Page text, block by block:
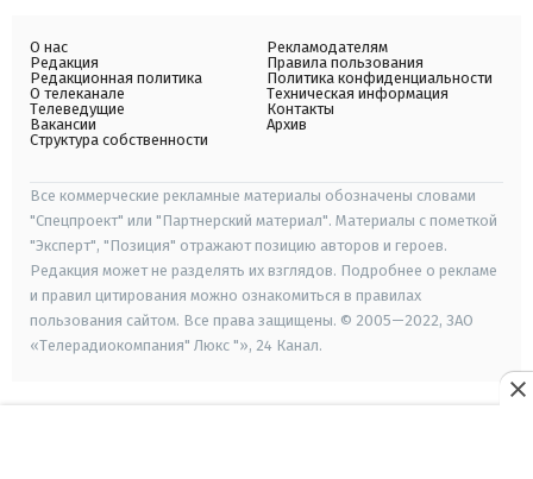
О нас
Редакция
Редакционная политика
О телеканале
Телеведущие
Вакансии
Структура собственности
Рекламодателям
Правила пользования
Политика конфиденциальности
Техническая информация
Контакты
Архив
Все коммерческие рекламные материалы обозначены словами
"Спецпроект" или "Партнерский материал". Материалы с пометкой
"Эксперт", "Позиция" отражают позицию авторов и героев.
Редакция может не разделять их взглядов. Подробнее о рекламе
и правил цитирования можно ознакомиться в правилах
пользования сайтом. Все права защищены. © 2005—2022, ЗАО
«Телерадиокомпания" Люкс "», 24 Канал.